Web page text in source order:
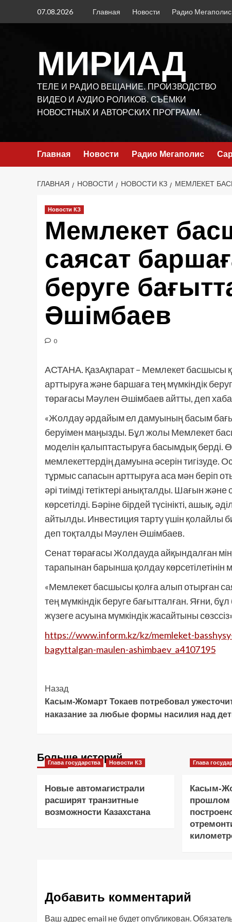
07.08.2026 Главная Новости Радио Мегаполис
МИРИАД
ТЕЛЕ И РАДИО ВЕЩАНИЕ. ПРОИЗВОДСТВО
ВИДЕО И АУДИО РОЛИКОВ. СЪЁМКИ
НОВОСТНЫХ И АВТОРСКИХ ПРОГРАММ.
Главная Новости Радио Мегаполис
ГЛАВНАЯ НОВОСТИ НОВОСТИ КЗ МЕМЛЕКЕТ
Новости КЗ
Мемлекет
саясат
беруге
Әшімбаев
0
АСТАНА. ҚазАқпарат – Мемлекет басшысы
арттыруға және баршаға тең мүмкіндік
төрағасы Мәулен Әшімбаев айтты, деп
«Жолдау әрдайым ел дамуының басым
беруімен маңызды. Бұл жолы Мемлекет
моделін қалыптастыруға басымдық берді.
мемлекеттердің дамуына әсерін тигізуде.
тұрмыс сапасын арттыруға аса мән беріп
әрі тиімді тетіктері анықталды. Шағын
көрсетілді. Бәріне бірдей түсінікті, ашық,
айтылды. Инвестиция тарту үшін қолайлы
деп тоқталды Мәулен Әшімбаев.
Сенат төрағасы Жолдауда айқындалған
тарапынан барынша қолдау көрсетілетінін
«Мемлекет басшысы қолға алып отырған
тең мүмкіндік беруге бағытталған. Яғни,
жүзеге асуына мүмкіндік жасайтыны
https://www.inform.kz/kz/memleket-
bagyttalgan-maulen-ashimbaev_a4107195
Post
Navigation
Назад
Касым-Жомарт Токаев потребовал
наказание за любые формы насилия над
Больше историй
Глава государства Новости КЗ
Новые автомагистрали
расширят транзитные
возможности Казахстана
Глава
Касым-
прошлом
Добавить комментарий
Ваш адрес email не будет опубликован.